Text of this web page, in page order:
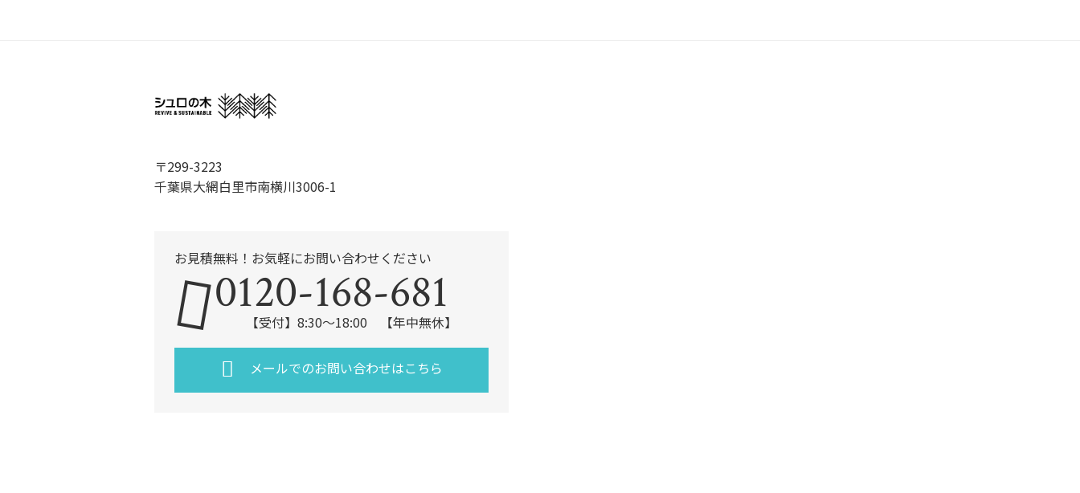
〒299-3223
千葉県大網白里市南横川3006-1
お見積無料！お気軽にお問い合わせください
0120-168-681
【受付】8:30～18:00 【年中無休】
メールでのお問い合わせはこちら